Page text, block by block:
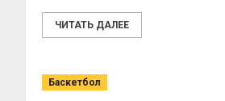
ЧИТАТЬ ДАЛЕЕ
Баскетбол